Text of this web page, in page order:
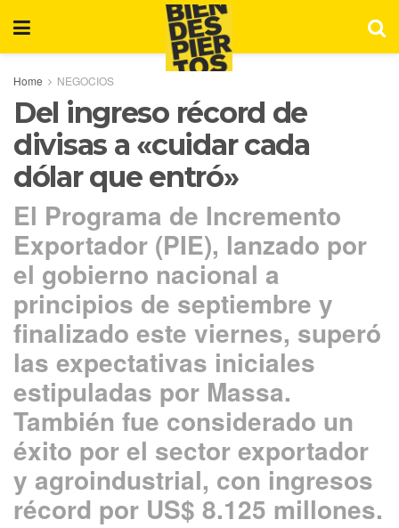
Home NEGOCIOS
Del ingreso récord de
divisas a «cuidar cada
dólar que entró»
El Programa de Incremento
Exportador (PIE), lanzado por
el gobierno nacional a
principios de septiembre y
finalizado este viernes, superó
las expectativas iniciales
estipuladas por Massa.
También fue considerado un
éxito por el sector exportador
y agroindustrial, con ingresos
récord por US$ 8.125 millones.